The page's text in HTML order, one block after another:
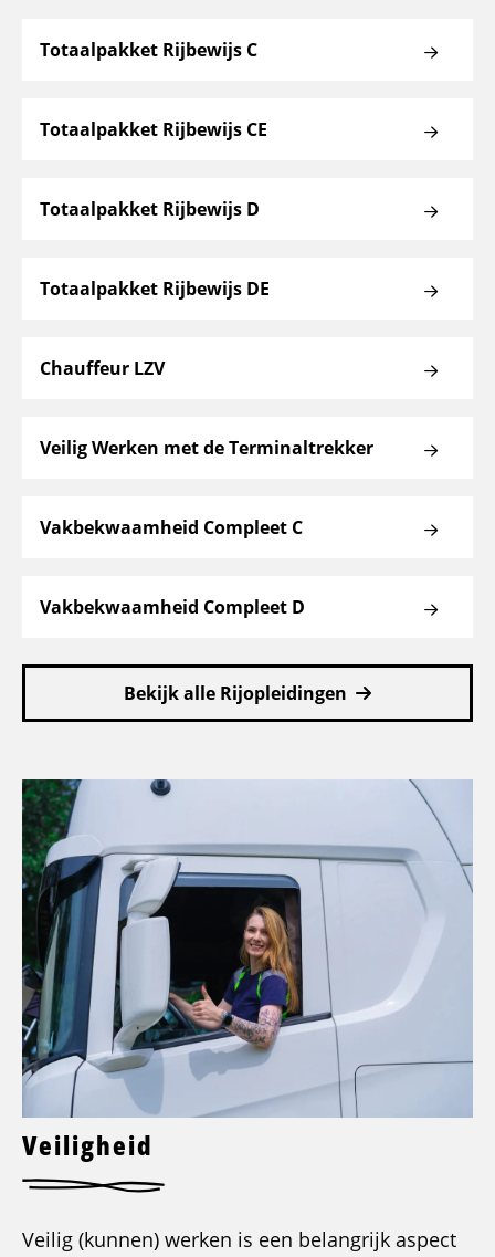
Totaalpakket Rijbewijs C
Totaalpakket Rijbewijs CE
Totaalpakket Rijbewijs D
Totaalpakket Rijbewijs DE
Chauffeur LZV
Veilig Werken met de Terminaltrekker
Vakbekwaamheid Compleet C
Vakbekwaamheid Compleet D
Bekijk alle Rijopleidingen
Veiligheid
Veilig (kunnen) werken is een belangrijk aspect